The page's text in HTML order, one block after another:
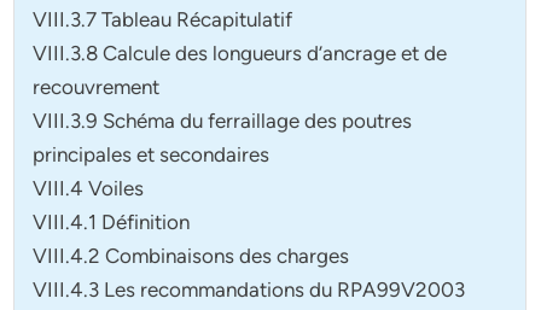
VIII.3.7 Tableau Récapitulatif
VIII.3.8 Calcule des longueurs d’ancrage et de
recouvrement
VIII.3.9 Schéma du ferraillage des poutres
principales et secondaires
VIII.4 Voiles
VIII.4.1 Définition
VIII.4.2 Combinaisons des charges
VIII.4.3 Les recommandations du RPA99V2003